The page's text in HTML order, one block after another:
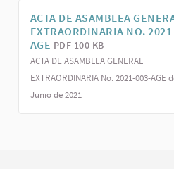
ACTA DE ASAMBLEA
EXTRAORDINARIA NO.
AGE PDF 100 KB
ACTA DE ASAMBLEA GENERAL
EXTRAORDINARIA No. 2021-003-AGE
Junio de 2021